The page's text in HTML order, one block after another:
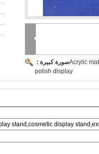
صورة كبيرة :Acrylic
polish display
stand,cosmetic display